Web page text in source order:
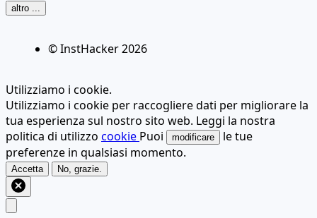
altro ...
© InstHacker2026
Utilizziamo i cookie.
Utilizziamo i cookie per raccogliere dati per migliorare la
tua esperienza sul nostro sito web. Leggi la nostra
politica di utilizzo cookie Puoi modificare
le tue
preferenze in qualsiasi momento.
Accetta No, grazie.